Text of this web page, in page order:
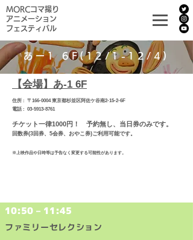
MORCコマ撮り
アニメーション
フェスティバル
あー1 6F(12/1-12/4)
【会場】あ-1 6F
住所 : 〒166-0004 東京都杉並区阿佐ケ谷南2-15-2-6F
電話 : 03-5913-8761
チケット一律1000円！ 予約無し、当日券のみです。
回数券(3回券、5会券、おやこ券)ご利用可能です。
※上映作品や日時等は予告なく変更する可能性があります。
10:50 – 11:45
ファミリーセレクション